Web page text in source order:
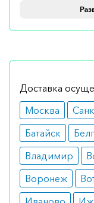
снижает
артериального
взрослых. Он
монотерапии,
Абсолютные
Доставка
Москва
Батайск
Владимир
Воронеж